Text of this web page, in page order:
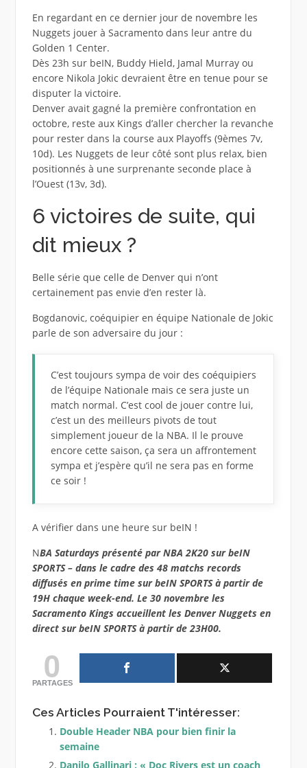
En regardant en ce dernier jour de novembre les
Nuggets jouer à Sacramento dans leur antre du
Golden 1 Center.
Dès 23h sur beIN, Buddy Hield, Jamal Murray ou
encore Nikola Jokic devraient être en tenue pour se
disputer la victoire.
Denver avait gagné la première confrontation en
octobre, reste aux Kings d’aller chercher la revanche
pour rester dans la course aux Playoffs (9èmes 7v,
10d). Les Nuggets de leur côté sont plus relax, bien
positionnés à une surprenante seconde place à
l’Ouest (13v, 3d).
6 victoires de suite, qui
dit mieux ?
Belle série que celle de Denver qui n’ont
certainement pas envie d’en rester là.
Bogdanovic, coéquipier en équipe Nationale de Jokic
parle de son adversaire du jour :
C’est toujours sympa de voir des coéquipiers
de l’équipe Nationale mais ce sera juste un
match normal. C’est cool de jouer contre lui,
c’est un des meilleurs pivots de tout
simplement joueur de la NBA. Il le prouve
encore cette saison, ça sera un affrontement
sympa et j’espère qu’il ne sera pas en forme
ce soir !
A vérifier dans une heure sur beIN !
NBA Saturdays présenté par NBA 2K20 sur beIN
SPORTS – dans le cadre des 48 matchs records
diffusés en prime time sur beIN SPORTS à partir de
19H chaque week-end. Le 30 novembre les
Sacramento Kings accueillent les Denver Nuggets en
direct sur beIN SPORTS à partir de 23H00.
0
PARTAGES
Ces Articles Pourraient T'intéresser:
Double Header NBA pour bien finir la
semaine
Danilo Gallinari : « Doc Rivers est un coach